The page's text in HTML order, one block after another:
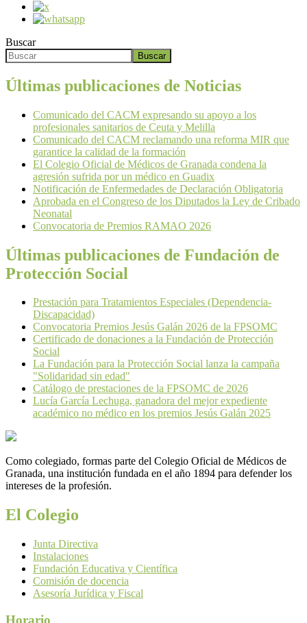
Buscar
Buscar
Últimas publicaciones de Noticias
Comunicado del CACM expresando su apoyo a los
profesionales sanitarios de Ceuta y Melilla
Comunicado del CACM reclamando una reforma MIR que
garantice la calidad de la formación
El Colegio Oficial de Médicos de Granada condena la
agresión sufrida por un médico en Guadix
Notificación de Enfermedades de Declaración Obligatoria
Aprobada en el Congreso de los Diputados la Ley de Cribado
Neonatal
Convocatoria de Premios RAMAO 2026
Últimas publicaciones de Fundación de
Protección Social
Prestación para Tratamientos Especiales (Dependencia-
Discapacidad)
Convocatoria Premios Jesús Galán 2026 de la FPSOMC
Certificado de donaciones a la Fundación de Protección
Social
La Fundación para la Protección Social lanza la campaña
"Solidaridad sin edad"
Catálogo de prestaciones de la FPSOMC de 2026
Lucía García Lechuga, ganadora del mejor expediente
académico no médico en los premios Jesús Galán 2025
Como colegiado, formas parte del Colegio Oficial de Médicos de
Granada, una institución fundada en el año 1894 para defender los
intereses de la profesión.
El Colegio
Junta Directiva
Instalaciones
Fundación Educativa y Científica
Comisión de docencia
Asesoría Jurídica y Fiscal
Horario